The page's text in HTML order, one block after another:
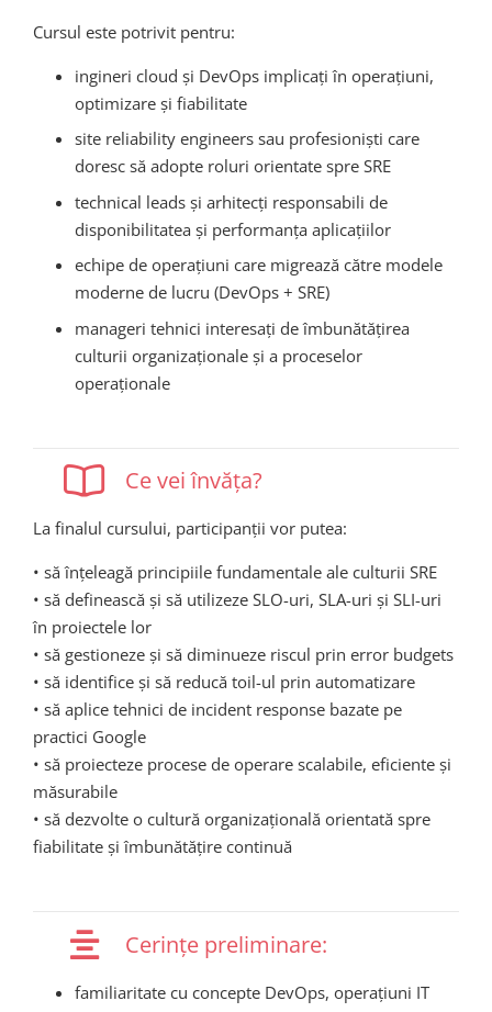
Cursul este potrivit pentru:
ingineri cloud și DevOps implicați în operațiuni,
optimizare și fiabilitate
site reliability engineers sau profesioniști care
doresc să adopte roluri orientate spre SRE
technical leads și arhitecți responsabili de
disponibilitatea și performanța aplicațiilor
echipe de operațiuni care migrează către modele
moderne de lucru (DevOps + SRE)
manageri tehnici interesați de îmbunătățirea
culturii organizaționale și a proceselor
operaționale
Ce vei învăța?
La finalul cursului, participanții vor putea:
• să înțeleagă principiile fundamentale ale culturii SRE
• să definească și să utilizeze SLO-uri, SLA-uri și SLI-uri
în proiectele lor
• să gestioneze și să diminueze riscul prin error budgets
• să identifice și să reducă toil-ul prin automatizare
• să aplice tehnici de incident response bazate pe
practici Google
• să proiecteze procese de operare scalabile, eficiente și
măsurabile
• să dezvolte o cultură organizațională orientată spre
fiabilitate și îmbunătățire continuă
Cerințe preliminare:
familiaritate cu concepte DevOps, operațiuni IT